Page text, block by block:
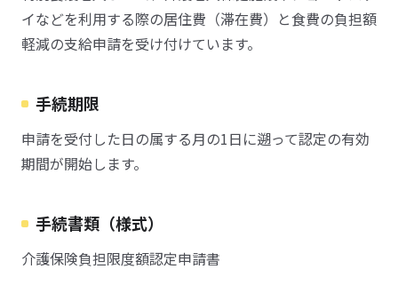
イなどを利用する際の居住費（滞在費）と食費の負担額
軽減の支給申請を受け付けています。
手続期限
申請を受付した日の属する月の1日に遡って認定の有効
期間が開始します。
手続書類（様式）
介護保険負担限度額認定申請書